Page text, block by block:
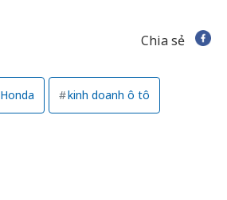
Chia sẻ
Honda kinh doanh ô tô